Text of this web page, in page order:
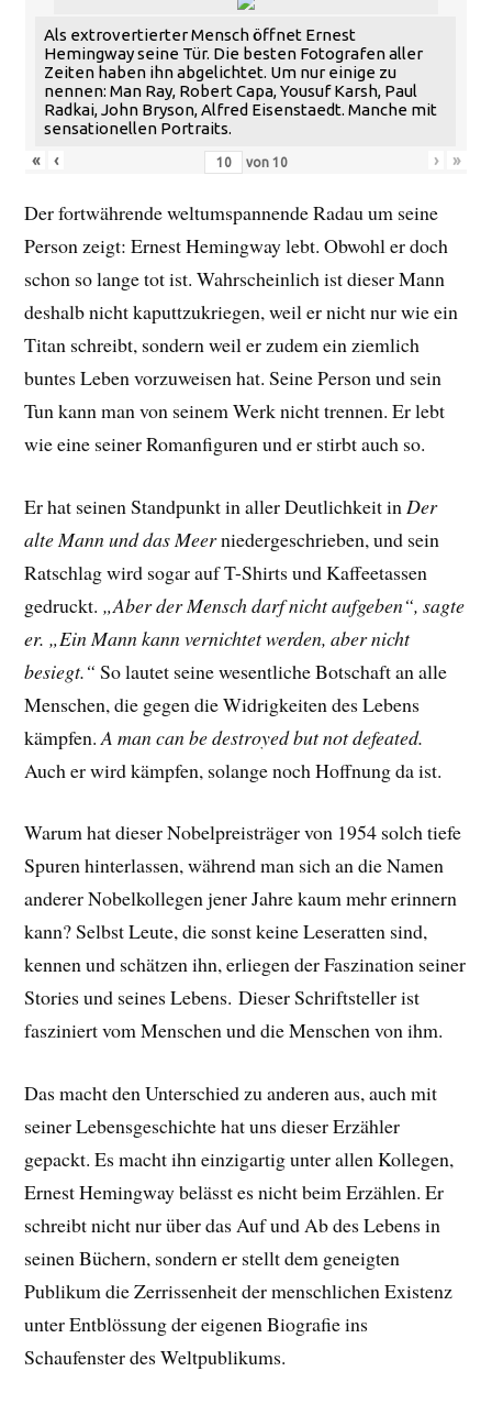
Als extrovertierter Mensch öffnet Ernest
Hemingway seine Tür. Die besten Fotografen aller
Zeiten haben ihn abgelichtet. Um nur einige zu
nennen: Man Ray, Robert Capa, Yousuf Karsh, Paul
Radkai, John Bryson, Alfred Eisenstaedt. Manche mit
sensationellen Portraits.
«
‹ von 10 › »
Der fortwährende weltumspannende Radau um seine
Person zeigt: Ernest Hemingway lebt. Obwohl er doch
schon so lange tot ist. Wahrscheinlich ist dieser Mann
deshalb nicht kaputtzukriegen, weil er nicht nur wie ein
Titan schreibt, sondern weil er zudem ein ziemlich
buntes Leben vorzuweisen hat. Seine Person und sein
Tun kann man von seinem Werk nicht trennen. Er lebt
wie eine seiner Romanfiguren und er stirbt auch so.
Er hat seinen Standpunkt in aller Deutlichkeit in Der
alte Mann und das Meerniedergeschrieben, und sein
Ratschlag wird sogar auf T-Shirts und Kaffeetassen
gedruckt. „Aber der Mensch darf nicht aufgeben“, sagte
er. „Ein Mann kann vernichtet werden, aber nicht
besiegt.“So lautet seine wesentliche Botschaft an alle
Menschen, die gegen die Widrigkeiten des Lebens
kämpfen. A man can be destroyed but not defeated.
Auch er wird kämpfen, solange noch Hoffnung da ist.
Warum hat dieser Nobelpreisträger von 1954 solch tiefe
Spuren hinterlassen, während man sich an die Namen
anderer Nobelkollegen jener Jahre kaum mehr erinnern
kann? Selbst Leute, die sonst keine Leseratten sind,
kennen und schätzen ihn, erliegen der Faszination seiner
Stories und seines Lebens. Dieser Schriftsteller ist
fasziniert vom Menschen und die Menschen von ihm.
Das macht den Unterschied zu anderen aus, auch mit
seiner Lebensgeschichte hat uns dieser Erzähler
gepackt. Es macht ihn einzigartig unter allen Kollegen,
Ernest Hemingway belässt es nicht beim Erzählen. Er
schreibt nicht nur über das Auf und Ab des Lebens in
seinen Büchern, sondern er stellt dem geneigten
Publikum die Zerrissenheit der menschlichen Existenz
unter Entblössung der eigenen Biografie ins
Schaufenster des Weltpublikums.